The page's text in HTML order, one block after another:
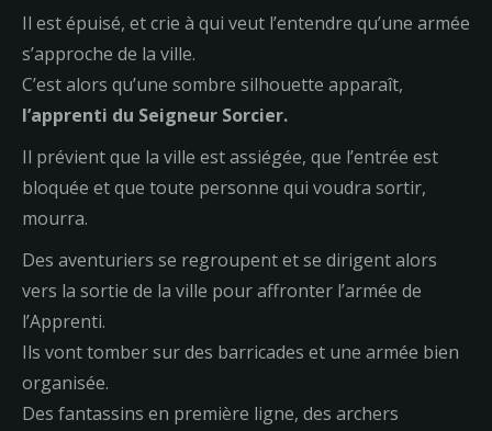
Il est épuisé, et crie à qui veut l’entendre qu’une armée
s’approche de la ville.
C’est alors qu’une sombre silhouette apparaît,
l’apprenti du Seigneur Sorcier.
Il prévient que la ville est assiégée, que l’entrée est
bloquée et que toute personne qui voudra sortir,
mourra.
Des aventuriers se regroupent et se dirigent alors
vers la sortie de la ville pour affronter l’armée de
l’Apprenti.
Ils vont tomber sur des barricades et une armée bien
organisée.
Des fantassins en première ligne, des archers